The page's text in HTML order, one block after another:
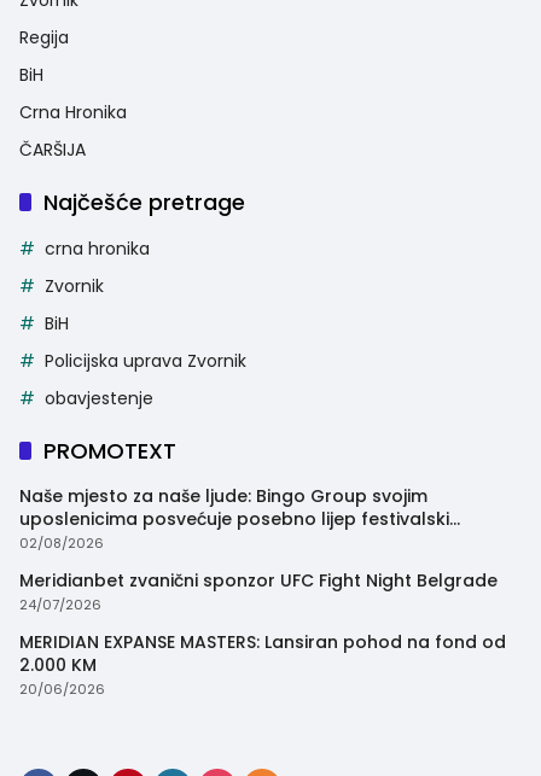
Regija
BiH
Crna Hronika
ČARŠIJA
Najčešće pretrage
crna hronika
Zvornik
BiH
Policijska uprava Zvornik
obavjestenje
PROMOTEXT
Naše mjesto za naše ljude: Bingo Group svojim
uposlenicima posvećuje posebno lijep festivalski
trenutak
02/08/2026
Meridianbet zvanični sponzor UFC Fight Night Belgrade
24/07/2026
MERIDIAN EXPANSE MASTERS: Lansiran pohod na fond od
2.000 KM
20/06/2026